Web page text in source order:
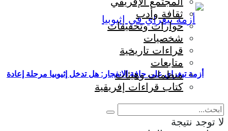
أزمة تيغراي على حافة الانفجار: هل تدخل إثيوبيا مرحلة إعادة
إنتاج الحرب؟
ثقافة وأدب
حوارات وتحقيقات
شخصيات
قراءات تاريخية
متابعات
منظمات وهيئات
كتاب قراءات إفريقية
لا توجد نتيجة